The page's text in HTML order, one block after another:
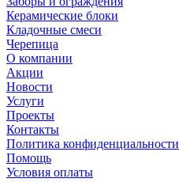
Керамические блоки
Кладочные смеси
Черепица
О компании
Акции
Новости
Услуги
Проекты
Контакты
Политика конфиденциальности
Помощь
Условия оплаты